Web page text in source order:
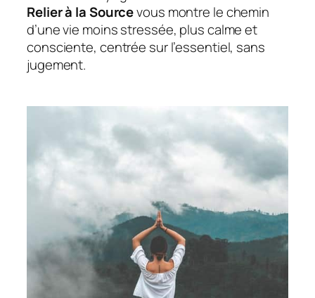
Relier à la Sourcevous montre le chemin
d’une vie moins stressée, plus calme et
consciente, centrée sur l’essentiel, sans
jugement.